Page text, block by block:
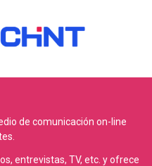
de comunicación on-line
entrevistas, TV, etc. y ofrece